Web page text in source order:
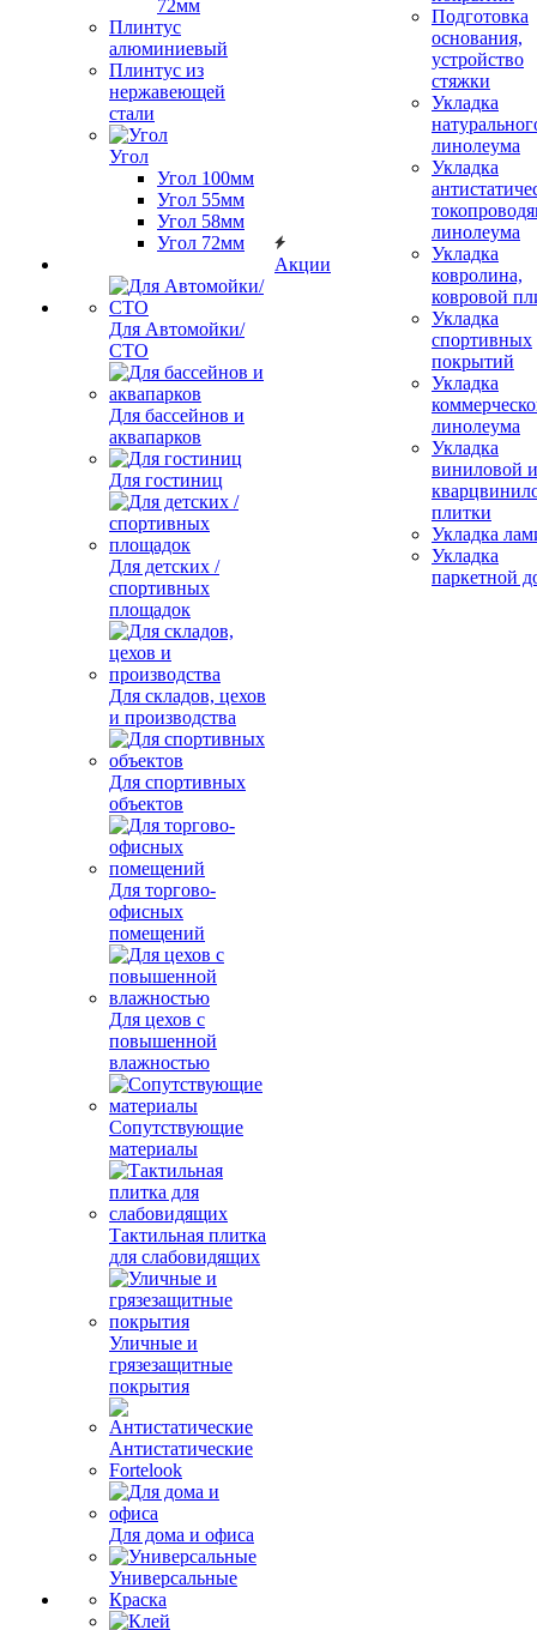
72мм
Плинтус
алюминиевый
Плинтус из
нержавеющей
стали
Угол
Угол 100мм
Угол 55мм
Угол 58мм
Угол 72мм
Для Автомойки/
СТО
Для бассейнов и
аквапарков
Для гостиниц
Для детских /
спортивных
площадок
Для складов, цехов
и производства
Для спортивных
объектов
Для торгово-
офисных
помещений
Для цехов с
повышенной
влажностью
Сопутствующие
материалы
Тактильная плитка
для слабовидящих
Уличные и
грязезащитные
покрытия
Антистатические
Fortelook
Для дома и офиса
Универсальные
Краска
Акции
Подготовка
основания,
устройство
стяжки
Укладка
линолеума
Укладка
линолеума
Укладка
ковролина,
ковровой
Укладка
спортивных
покрытий
Укладка
линолеума
Укладка
виниловой и
плитки
Укладка
Укладка
паркетной